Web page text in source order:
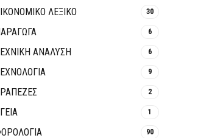
ΛΕΞΙΚΟ 30
6
ΑΝΑΛΥΣΗ 6
9
2
1
90